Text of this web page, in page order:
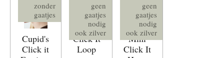
zonder
gaatjes
Cupid's
Click it
geen
gaatjes
nodig
ook zilver
Click It
Loop
geen
gaatjes
nodig
ook zilver
Mini
Click It